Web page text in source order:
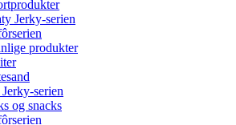
Jerky-serien
produkter
serien
og snacks